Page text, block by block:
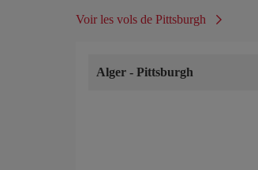
Voir les vols de Pittsburgh
Alger - Pittsburgh